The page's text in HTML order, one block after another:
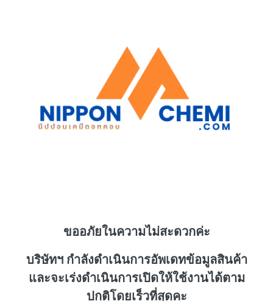
ขออภัยในความไม่สะดวกค่ะ
บริษัทฯ กำลังดำเนินการอัพเดทข้อมูลสินค้า
และจะเร่งดำเนินการเปิดให้ใช้งานได้ตาม
ปกติโดยเร็วที่สุดคะ